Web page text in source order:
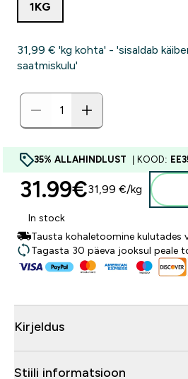
1KG
31,99 €‎ 'kg kohta' - 'sisaldab
saatmiskulu'
35% ALLAHINDLUST | KOOD:
31.99€‎31,99 €‎/kg
In stock
Tausta kohaletoomine kulutades
Tagasta 30 päeva jooksul peale
Kirjeldus
Stiili informatsioon